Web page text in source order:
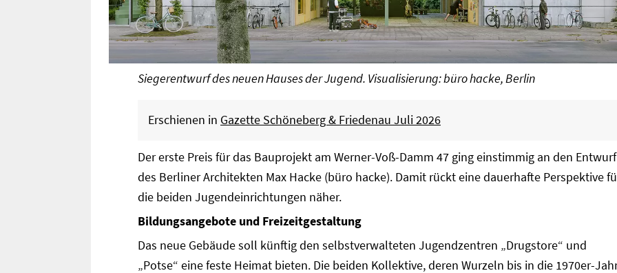
Siegerentwurf des neuen Hauses der Jugend. Visualisierung: büro hacke, Berlin
Erschienen in Gazette Schöneberg & Friedenau Juli 2026
Der erste Preis für das Bauprojekt am Werner-Voß-Damm 47 ging einstimmig an den Entwurf
des Berliner Architekten Max Hacke (büro hacke). Damit rückt eine dauerhafte Perspektive
die beiden Jugendeinrichtungen näher.
Bildungsangebote und Freizeitgestaltung
Das neue Gebäude soll künftig den selbstverwalteten Jugendzentren „Drugstore“ und
„Potse“ eine feste Heimat bieten. Die beiden Kollektive, deren Wurzeln bis in die 1970er-